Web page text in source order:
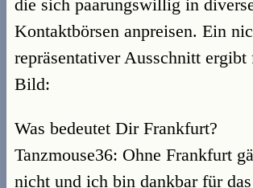
die sich paarungswillig in
Kontaktbörsen anpreisen. Ein
repräsentativer Ausschnitt ergibt
Bild:
Was bedeutet Dir Frankfurt?
Tanzmouse36: Ohne Frankfurt
nicht und ich bin dankbar für